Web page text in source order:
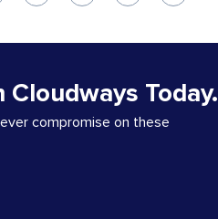
Today.
compromise on these